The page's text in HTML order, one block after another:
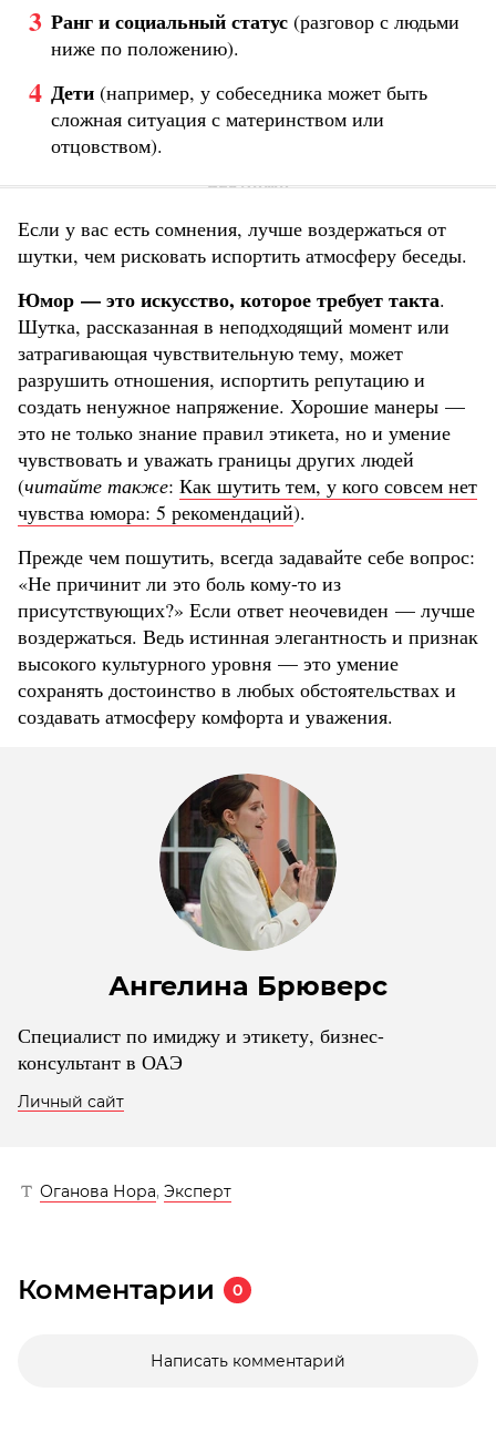
Ранг и социальный статус (разговор с людьми
ниже по положению).
Дети (например, у собеседника может быть
сложная ситуация с материнством или
отцовством).
Если у вас есть сомнения, лучше воздержаться от
шутки, чем рисковать испортить атмосферу беседы.
Юмор — это искусство, которое требует такта.
Шутка, рассказанная в неподходящий момент или
затрагивающая чувствительную тему, может
разрушить отношения, испортить репутацию и
создать ненужное напряжение. Хорошие манеры —
это не только знание правил этикета, но и умение
чувствовать и уважать границы других людей
(читайте также: Как шутить тем, у кого совсем нет
чувства юмора: 5 рекомендаций).
Прежде чем пошутить, всегда задавайте себе вопрос:
«Не причинит ли это боль кому-то из
присутствующих?» Если ответ неочевиден — лучше
воздержаться. Ведь истинная элегантность и признак
высокого культурного уровня — это умение
сохранять достоинство в любых обстоятельствах и
создавать атмосферу комфорта и уважения.
Ангелина Брюверс
Специалист по имиджу и этикету, бизнес-
консультант в ОАЭ
Личный сайт
Оганова Нора, Эксперт
Комментарии 0
Написать комментарий